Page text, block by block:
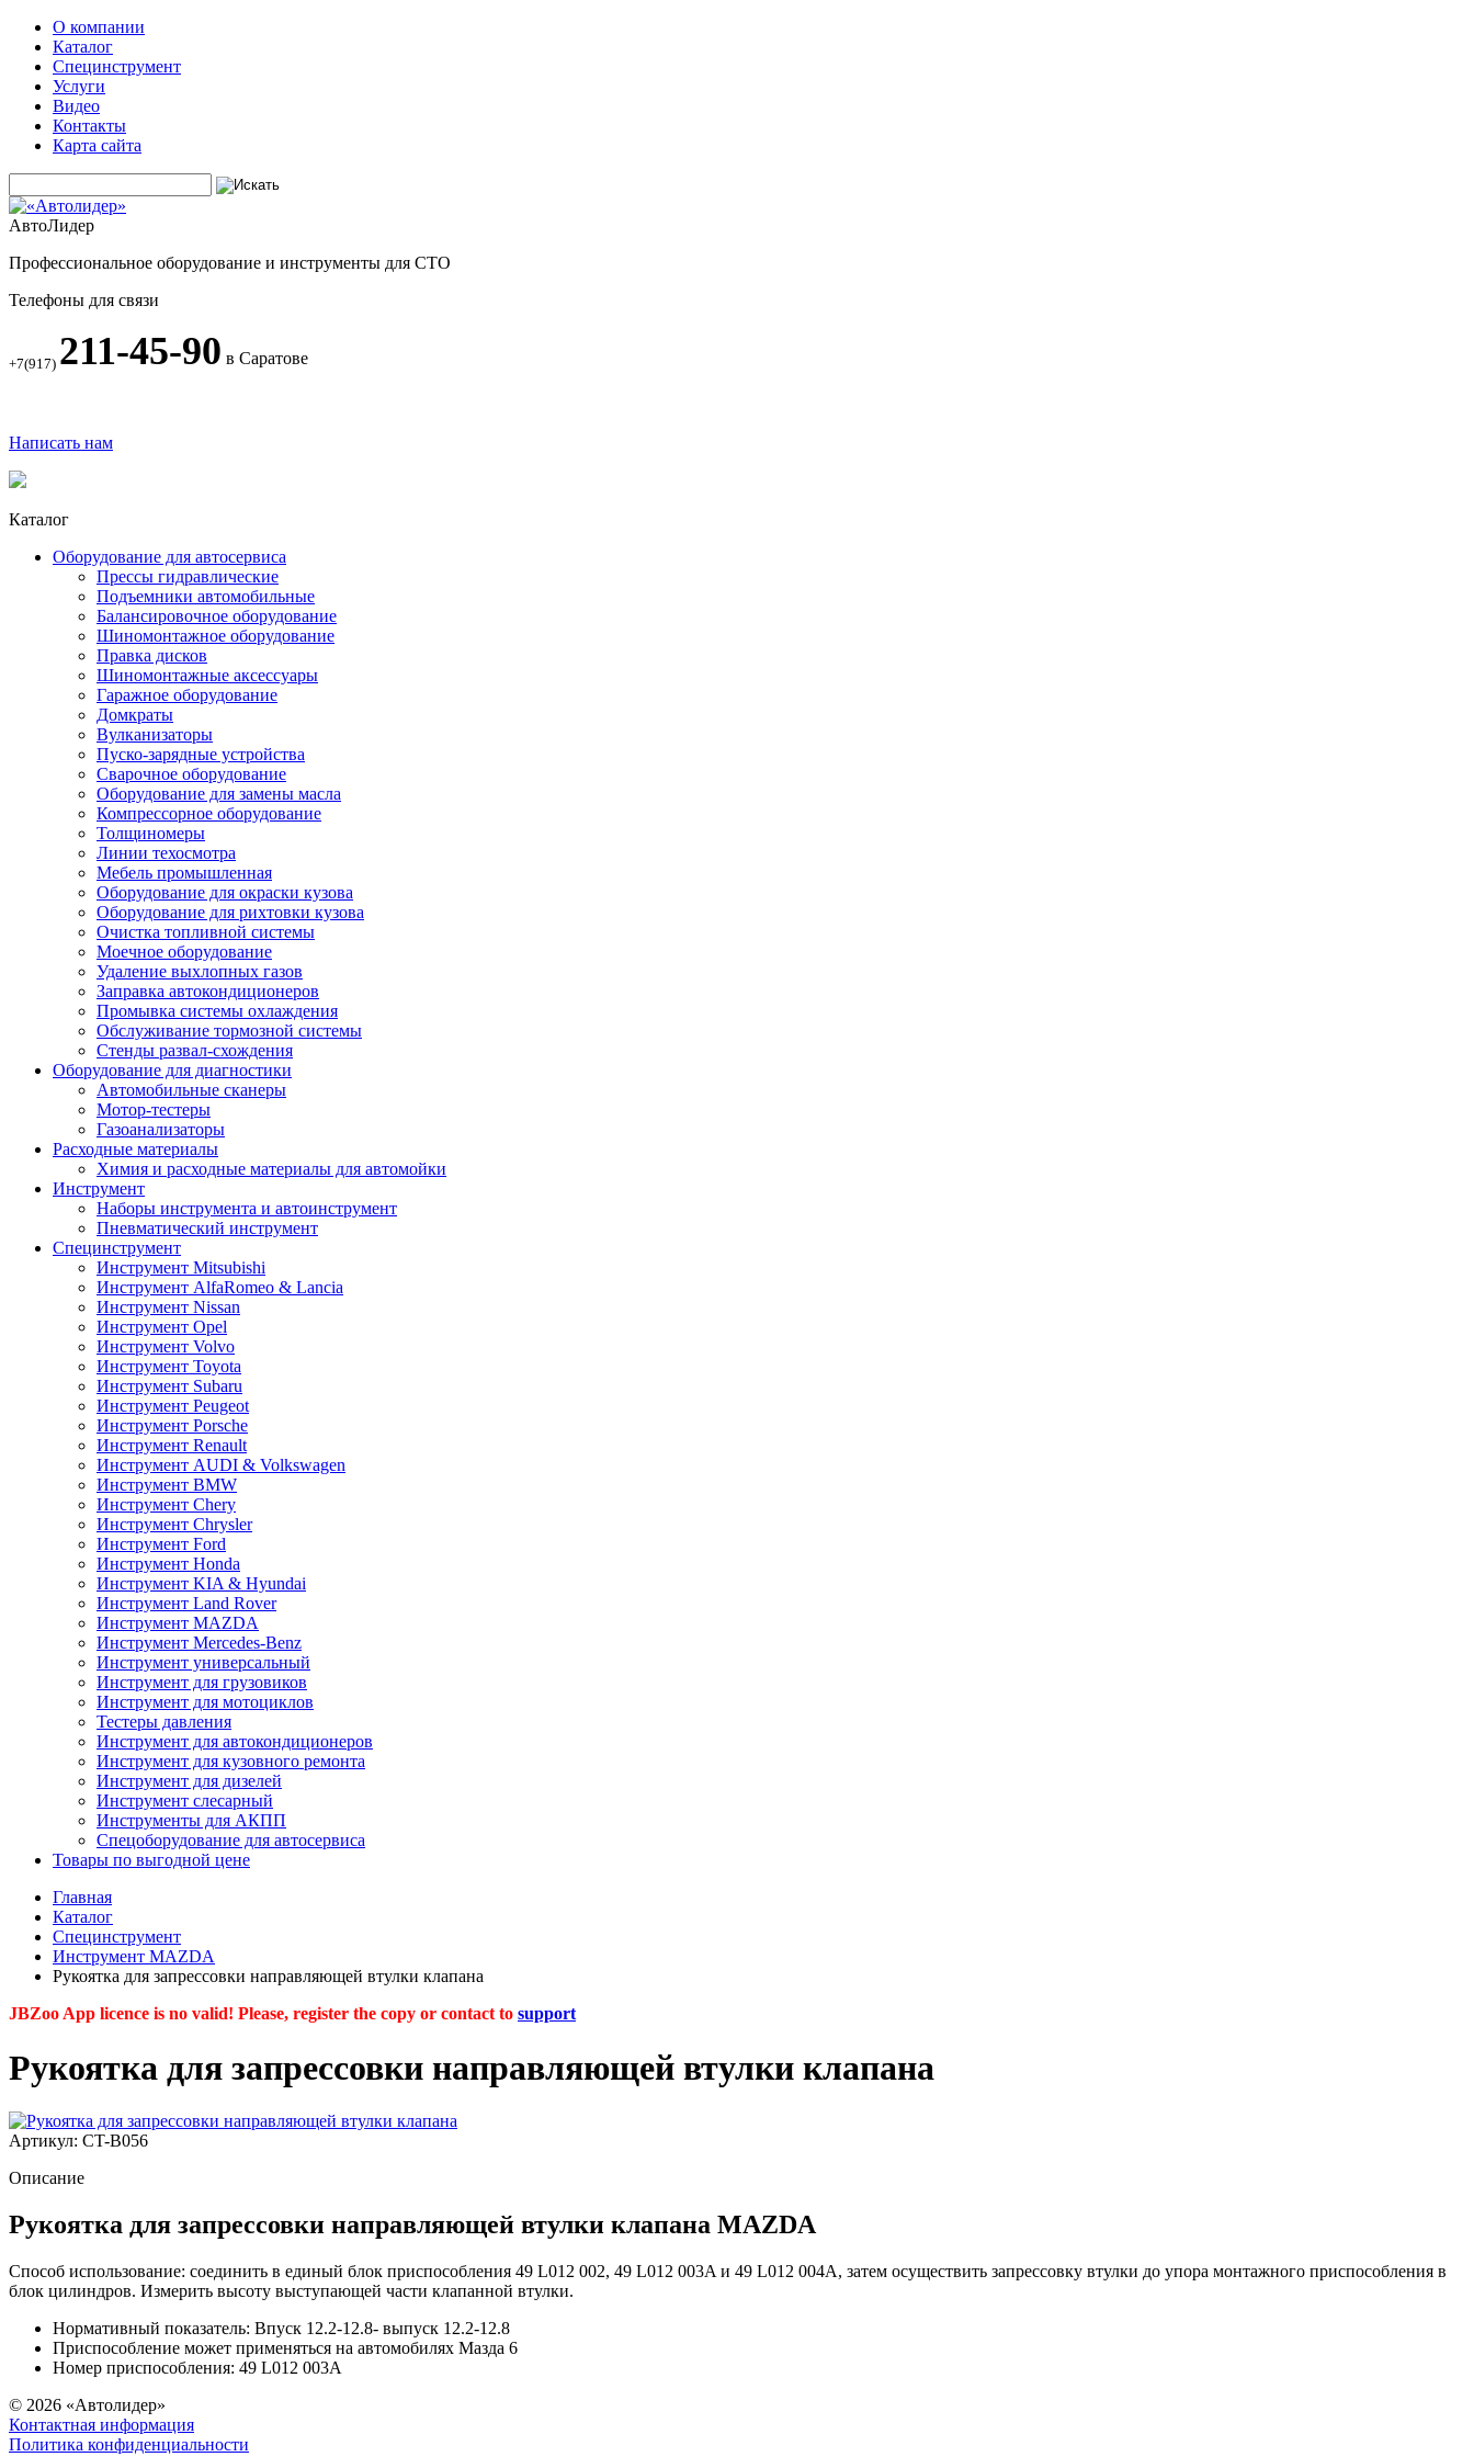
О компании
Каталог
Специнструмент
Услуги
Видео
Контакты
Карта сайта
АвтоЛидер
Профессиональное оборудование и инструменты для СТО
Телефоны для связи
+7(917) 211-45-90 в Саратове
Написать нам
Каталог
Оборудование для автосервиса
Прессы гидравлические
Подъемники автомобильные
Балансировочное оборудование
Шиномонтажное оборудование
Правка дисков
Шиномонтажные аксессуары
Гаражное оборудование
Домкраты
Вулканизаторы
Пуско-зарядные устройства
Сварочное оборудование
Оборудование для замены масла
Компрессорное оборудование
Толщиномеры
Линии техосмотра
Мебель промышленная
Оборудование для окраски кузова
Оборудование для рихтовки кузова
Очистка топливной системы
Моечное оборудование
Удаление выхлопных газов
Заправка автокондиционеров
Промывка системы охлаждения
Обслуживание тормозной системы
Стенды развал-схождения
Оборудование для диагностики
Автомобильные сканеры
Мотор-тестеры
Газоанализаторы
Расходные материалы
Химия и расходные материалы для автомойки
Инструмент
Наборы инструмента и автоинструмент
Пневматический инструмент
Специнструмент
Инструмент Mitsubishi
Инструмент AlfaRomeo & Lancia
Инструмент Nissan
Инструмент Opel
Инструмент Volvo
Инструмент Toyota
Инструмент Subaru
Инструмент Peugeot
Инструмент Porsche
Инструмент Renault
Инструмент AUDI & Volkswagen
Инструмент BMW
Инструмент Chery
Инструмент Chrysler
Инструмент Ford
Инструмент Honda
Инструмент KIA & Hyundai
Инструмент Land Rover
Инструмент MAZDA
Инструмент Mercedes-Benz
Инструмент универсальный
Инструмент для грузовиков
Инструмент для мотоциклов
Тестеры давления
Инструмент для автокондиционеров
Инструмент для кузовного ремонта
Инструмент для дизелей
Инструмент слесарный
Инструменты для АКПП
Спецоборудование для автосервиса
Товары по выгодной цене
Главная
Каталог
Специнструмент
Инструмент MAZDA
Рукоятка для запрессовки направляющей втулки клапана
JBZoo App licence is no valid! Please, register the copy or contact to support
Рукоятка для запрессовки направляющей втулки клапана
Артикул: CT-B056
Описание
Рукоятка для запрессовки направляющей втулки клапана MAZDA
Способ использование: соединить в единый блок приспособления 49 L012 002, 49 L012 003A и 49 L012 004A, затем осуществить запрессовку втулки до упора монтажного приспособления в
блок цилиндров. Измерить высоту выступающей части клапанной втулки.
Нормативный показатель: Впуск 12.2-12.8- выпуск 12.2-12.8
Приспособление может применяться на автомобилях Мазда 6
Номер приспособления: 49 L012 003A
© 2026 «Автолидер»
Контактная информация
Политика конфиденциальности